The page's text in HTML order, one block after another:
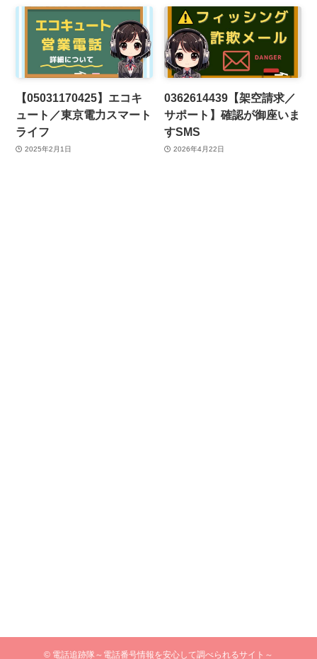
【05031170425】エコキ
ュート／東京電力スマート
ライフ
2025年2月1日
0362614439【架空請求／
サポート】確認が御座いま
すSMS
2026年4月22日
© 電話追跡隊～電話番号情報を安心して調べられるサイト～